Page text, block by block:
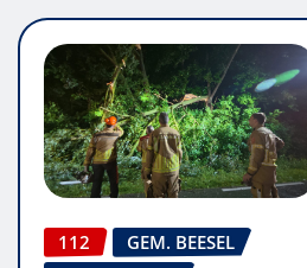
112
GEM. BEESEL